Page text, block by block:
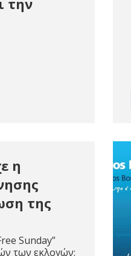
η
της
Sunday”
των εκλογών;